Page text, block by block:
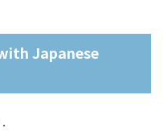
Japanese